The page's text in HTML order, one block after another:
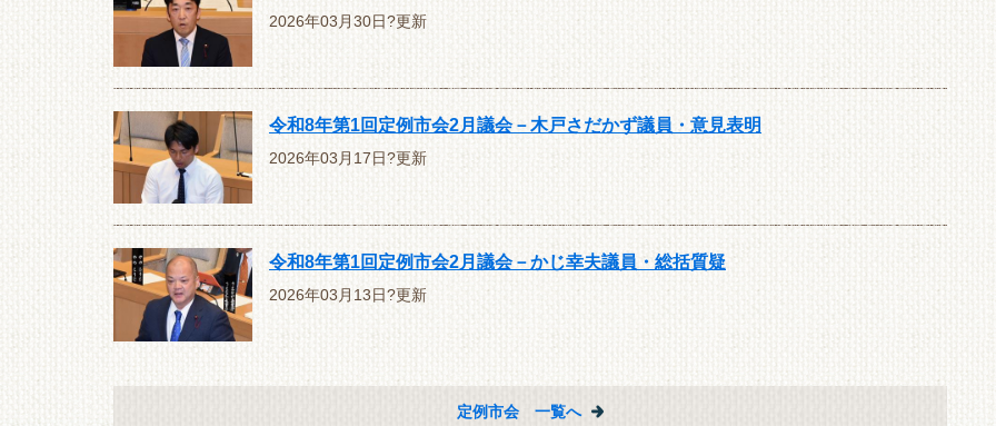
2026年03月30日?更新
令和8年第1回定例市会2月議会－木戸さだかず議員・意見表明
2026年03月17日?更新
令和8年第1回定例市会2月議会－かじ幸夫議員・総括質疑
2026年03月13日?更新
定例市会 一覧へ